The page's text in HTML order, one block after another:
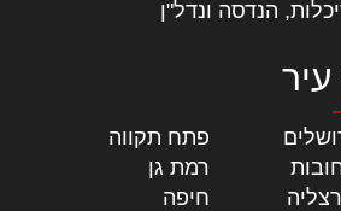
הנדסה ונדל"ן
פתח תקווה
רמת גן
חיפה